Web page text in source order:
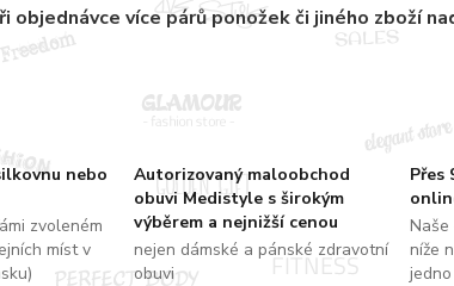
nebo
zvoleném
míst v
Autorizovaný maloobchod
obuvi Medistyle s širokým
výběrem a nejnižší cenou
nejen dámské a pánské zdravotní
obuvi
Přes
níže
objednávce více párůponožek či jiného zboží